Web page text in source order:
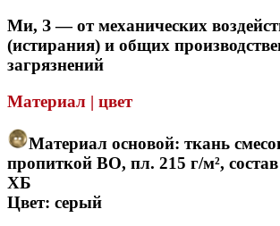
Ми, З — от механических
(истирания) и общих
загрязнений
Материал | цвет
Материал основой: ткань
пропиткой ВО, пл. 215 г/м²,
ХБ
Цвет: серый